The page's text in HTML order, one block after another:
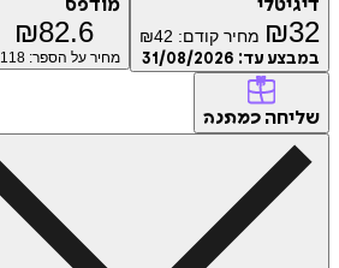
דיגיטלי
₪32 מחיר קודם: ₪42
במבצע עד: 31/08/2026
מודפס
₪82.6
מחיר על הספר: ₪ 118
שליחה כמתנה